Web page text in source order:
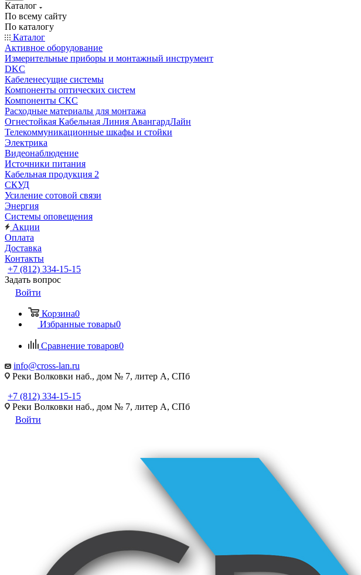
Каталог
По всему сайту
По каталогу
Каталог
Активное оборудование
Измерительные приборы и монтажный инструмент
DKC
Кабеленесущие системы
Компоненты оптических систем
Компоненты СКС
Расходные материалы для монтажа
Огнестойкая Кабельная Линия АвангардЛайн
Телекоммуникационные шкафы и стойки
Электрика
Видеонаблюдение
Источники питания
Кабельная продукция 2
СКУД
Усиление сотовой связи
Энергия
Системы оповещения
Акции
Оплата
Доставка
Контакты
+7 (812) 334-15-15
Задать вопрос
Войти
Корзина0
Избранные товары0
Сравнение товаров0
info@cross-lan.ru
Реки Волковки наб., дом № 7, литер А, СПб
+7 (812) 334-15-15
Реки Волковки наб., дом № 7, литер А, СПб
Войти